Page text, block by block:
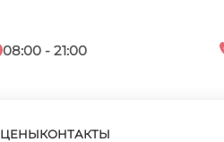
08:00 - 21:00
ЦЕНЫКОНТАКТЫ